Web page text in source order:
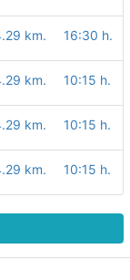
km. 16:30 h.
km. 10:15 h.
km. 10:15 h.
km. 10:15 h.